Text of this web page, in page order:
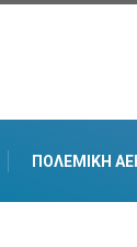
ΠΟΛΕΜΙΚΉ